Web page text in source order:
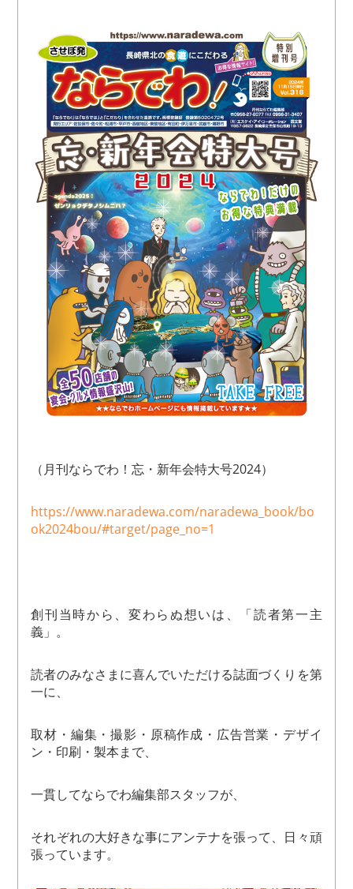
（月刊ならでわ！忘・新年会特大号2024）
https://www.naradewa.com/naradewa_book/bo
ok2024bou/#target/page_no=1
創刊当時から、変わらぬ想いは、「読者第一主
義」。
読者のみなさまに喜んでいただける誌面づくりを第
一に、
取材・編集・撮影・原稿作成・広告営業・デザイ
ン・印刷・製本まで、
一貫してならでわ編集部スタッフが、
それぞれの大好きな事にアンテナを張って、日々頑
張っています。